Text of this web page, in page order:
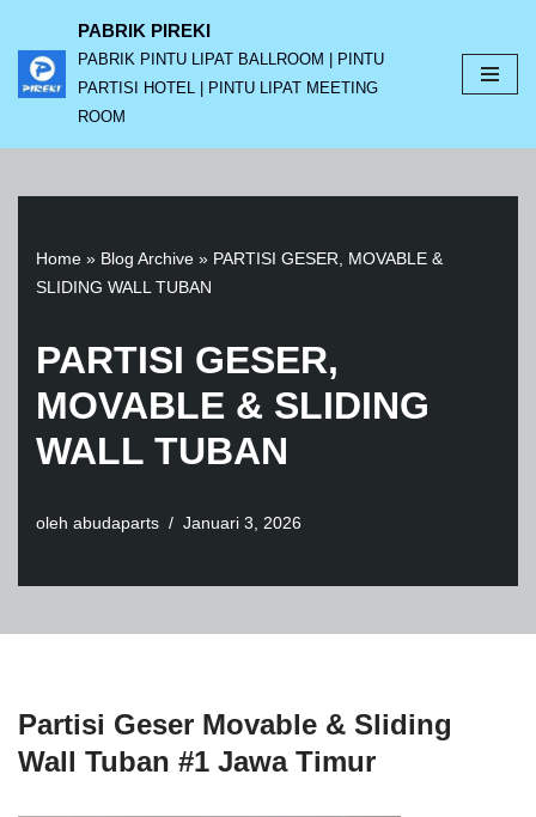
Lompat
ke
PABRIK PIREKI
PABRIK PINTU LIPAT BALLROOM | PINTU
PARTISI HOTEL | PINTU LIPAT MEETING
ROOM
Home » Blog Archive » PARTISI GESER, MOVABLE &
SLIDING WALL TUBAN
PARTISI GESER,
MOVABLE & SLIDING
WALL TUBAN
oleh abudaparts Januari 3, 2026
Partisi Geser Movable & Sliding
Wall Tuban #1 Jawa Timur